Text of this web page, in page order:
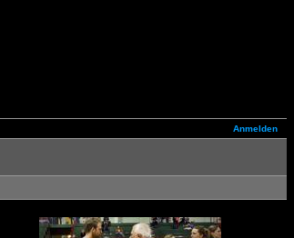
Anmelden